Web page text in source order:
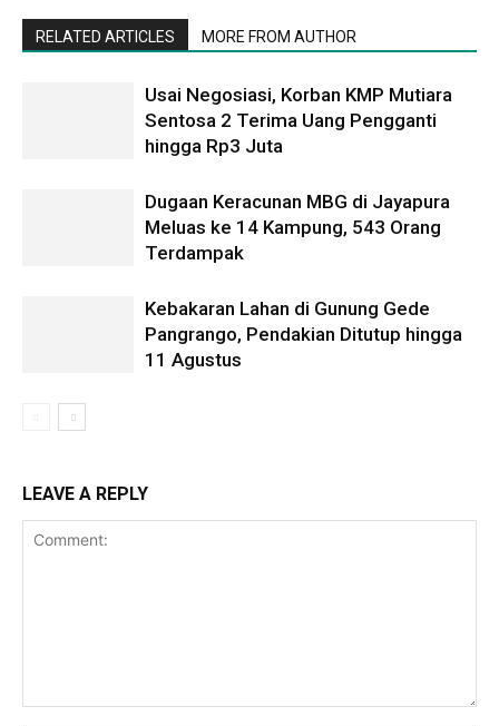
RELATED ARTICLES MORE FROM AUTHOR
Usai Negosiasi, Korban KMP Mutiara
Sentosa 2 Terima Uang Pengganti
hingga Rp3 Juta
Dugaan Keracunan MBG di Jayapura
Meluas ke 14 Kampung, 543 Orang
Terdampak
Kebakaran Lahan di Gunung Gede
Pangrango, Pendakian Ditutup hingga
11 Agustus
LEAVE A REPLY